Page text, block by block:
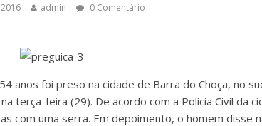
admin 0 Comentário
anos foi preso na cidade de Barra do Choça, no
terça-feira (29). De acordo com a Polícia Civil da
com uma serra. Em depoimento, o homem disse